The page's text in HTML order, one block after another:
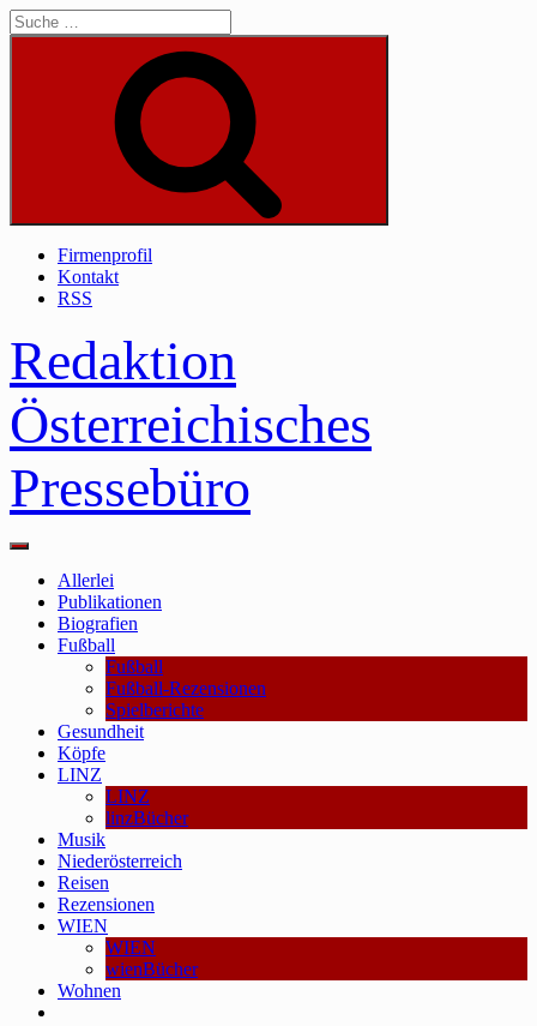
Skip
to
Suche
Firmenprofil
Kontakt
RSS
Redaktion
Österreichisches
Pressebüro
Main
Allerlei
Publikationen
Biografien
Fußball
Fußball
Fußball-Rezensionen
Spielberichte
Gesundheit
Köpfe
LINZ
LINZ
linzBücher
Musik
Niederösterreich
Reisen
Rezensionen
WIEN
WIEN
wienBücher
Wohnen